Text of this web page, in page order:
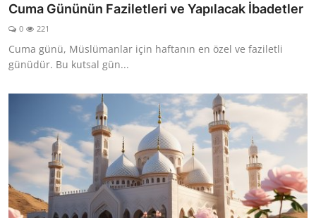
Cuma Gününün Faziletleri ve Yapılacak İbadetler
0 221
Cuma günü, Müslümanlar için haftanın en özel ve faziletli
günüdür. Bu kutsal gün...